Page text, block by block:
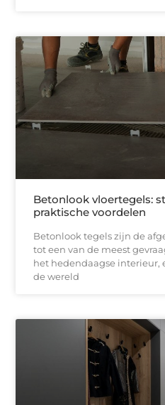
Betonlook vloertegels:
praktische voordelen
Betonlook tegels zijn de
tot een van de meest
het hedendaagse interieur,
de wereld